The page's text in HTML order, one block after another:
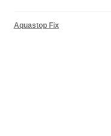
Aquastop Fix